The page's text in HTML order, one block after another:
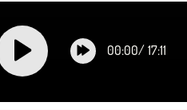
00:00/ 17:11